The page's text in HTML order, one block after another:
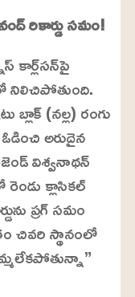
రికార్డు సమం!
కార్ల్‌సన్‌పై
నిలిచిపోతుంది.
(నల్ల) రంగు
అరుదైన
విశ్వనాథన్
క్లాసికల్
ప్రగ్‌ సమం
చివరి స్థానంలో